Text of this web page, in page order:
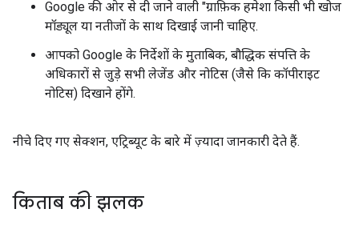
Google की ओर से दी जाने वाली "ग्राफ़िक हमेशा किसी भी खोज
मॉड्यूल या नतीजों के साथ दिखाई जानी चाहिए.
आपको Google के निर्देशों के मुताबिक, बौद्धिक संपत्ति के
अधिकारों से जुड़े सभी लेजेंड और नोटिस (जैसे कि कॉपीराइट
नोटिस) दिखाने होंगे.
नीचे दिए गए सेक्शन, एट्रिब्यूट के बारे में ज़्यादा जानकारी देते हैं.
किताब की झलक